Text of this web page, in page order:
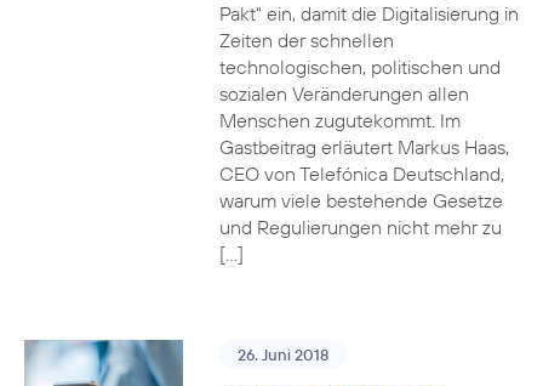
Pakt“ ein, damit die Digitalisierung in
Zeiten der schnellen
technologischen, politischen und
sozialen Veränderungen allen
Menschen zugutekommt. Im
Gastbeitrag erläutert Markus Haas,
CEO von Telefónica Deutschland,
warum viele bestehende Gesetze
und Regulierungen nicht mehr zu
[…]
26. Juni 2018